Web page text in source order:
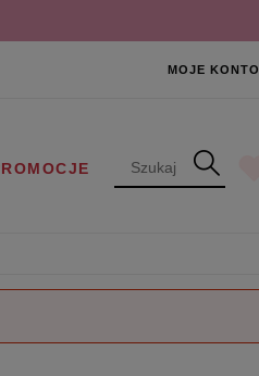
MOJE KONTO